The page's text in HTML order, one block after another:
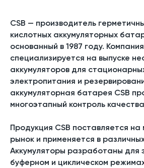
CSB — производитель
кислотных аккумуляторных
основанный в 1987 году. Компания
специализируется на выпуске
аккумуляторов для
электропитания и
аккумуляторная батарея CSB
многоэтапный контроль
Продукция CSB поставляется
рынок и применяется в
Аккумуляторы разработаны для
буферном и циклическом